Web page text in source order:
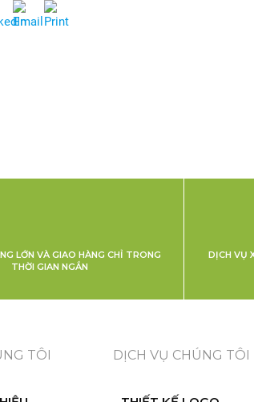
LỚN VÀ GIAO HÀNG CHỈ TRONG
THỜI GIAN NGẮN
DỊCH VỤ
TÔI DỊCH VỤ CHÚNG TÔI